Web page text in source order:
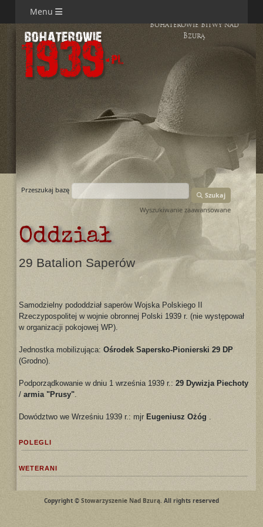
Menu
Bohaterowie Bitwy nad
Bzurą
Przeszukaj bazę
Szukaj
Wyszukiwanie zaawansowane
Oddział
29 Batalion Saperów
Samodzielny pododdział saperów Wojska Polskiego II
Rzeczypospolitej w wojnie obronnej Polski 1939 r. (nie występował
w organizacji pokojowej WP).
Jednostka mobilizująca: Ośrodek Sapersko-Pionierski 29 DP
(Grodno).
Podporządkowanie w dniu 1 września 1939 r.: 29 Dywizja Piechoty
/ armia "Prusy".
Dowództwo we Wrześniu 1939 r.: mjr Eugeniusz Ożóg .
POLEGLI
WETERANI
Copyright © Stowarzyszenie Nad Bzurą. All rights reserved